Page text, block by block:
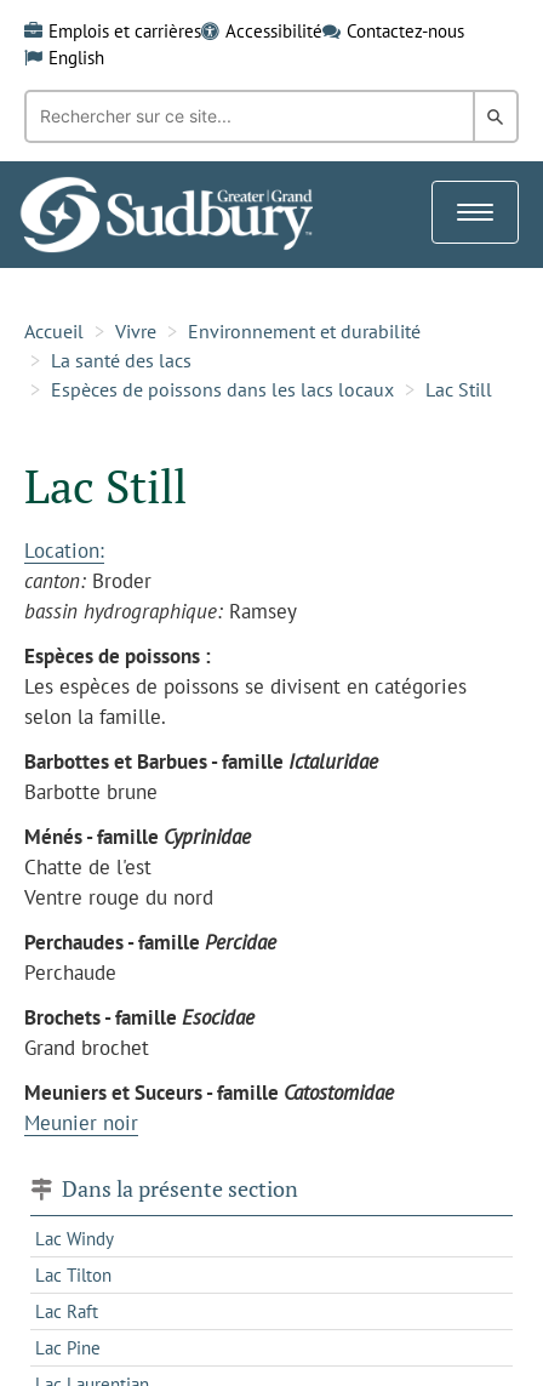
content
Emplois et carrières Accessibilité
Contactez-nous
English
Recherche
mot-
clé:
dans
Toggle
Accueil Vivre
Environnement et durabilité
La santé des lacs
Espèces de poissons dans les lacs locaux
Lac Still
Lac Still
Location:
canton: Broder
bassin hydrographique: Ramsey
Espèces de poissons :
Les espèces de poissons se divisent en catégories
selon la famille.
Barbottes et Barbues - famille Ictaluridae
Barbotte brune
Ménés - famille Cyprinidae
Chatte de l'est
Ventre rouge du nord
Perchaudes - famille Percidae
Perchaude
Brochets - famille Esocidae
Grand brochet
Meuniers et Suceurs - famille Catostomidae
Meunier noir
Dans la présente section
Lac Windy
Lac Tilton
Lac Raft
Lac Pine